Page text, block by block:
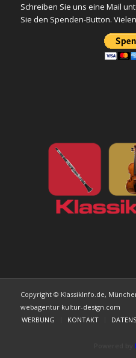
Schreiben Sie uns eine Mail
Sie den Spenden-Button.
Copyright © KlassikInfo.de,
webagentur kultur-design.com
WERBUNG
KONTAKT